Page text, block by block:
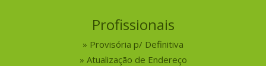
Profissionais
Provisória p/ Definitiva
Atualização de Endereço